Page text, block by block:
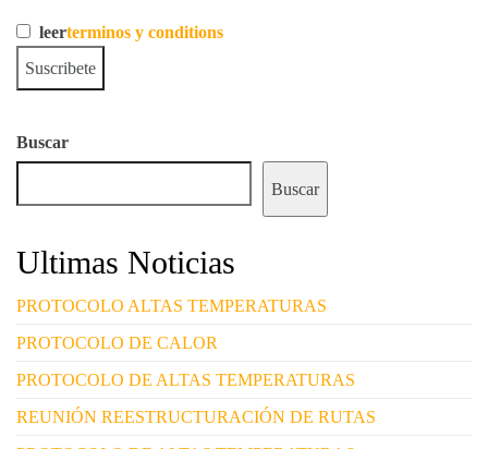
leerterminos y conditions
Buscar
Buscar
Ultimas Noticias
PROTOCOLO ALTAS TEMPERATURAS
PROTOCOLO DE CALOR
PROTOCOLO DE ALTAS TEMPERATURAS
REUNIÓN REESTRUCTURACIÓN DE RUTAS